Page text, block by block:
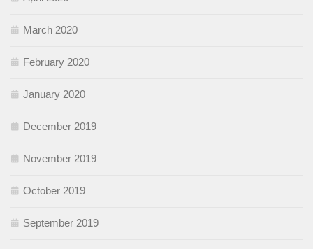
March 2020
February 2020
January 2020
December 2019
November 2019
October 2019
September 2019